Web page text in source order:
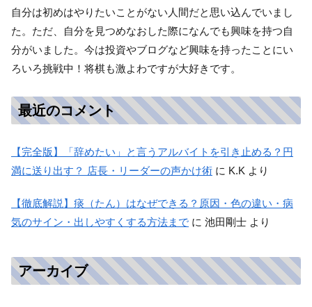
自分は初めはやりたいことがない人間だと思い込んでいまし
た。ただ、自分を見つめなおした際になんでも興味を持つ自
分がいました。今は投資やブログなど興味を持ったことにい
ろいろ挑戦中！将棋も激よわですが大好きです。
最近のコメント
【完全版】「辞めたい」と言うアルバイトを引き止める？円
満に送り出す？ 店長・リーダーの声かけ術 に K.K より
【徹底解説】痰（たん）はなぜできる？原因・色の違い・病
気のサイン・出しやすくする方法まで に 池田剛士 より
アーカイブ